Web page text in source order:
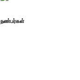
நண்பர்கள்